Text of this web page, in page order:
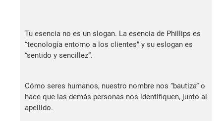
Tu esencia no es un slogan. La esencia de Phillips es
“tecnología entorno a los clientes” y su eslogan es
“sentido y sencillez”.
Cómo seres humanos, nuestro nombre nos “bautiza” o
hace que las demás personas nos identifiquen, junto al
apellido.